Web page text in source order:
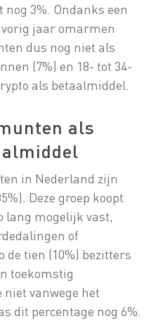
3%. Ondanks een
jaar omarmen
dus nog niet als
(7%) en 18- tot 34-
als betaalmiddel.
in Nederland zijn
Deze groep koopt
lang mogelijk vast,
of
de tien (10%) bezitters
toekomstig
niet vanwege het
dit percentage nog 6%.